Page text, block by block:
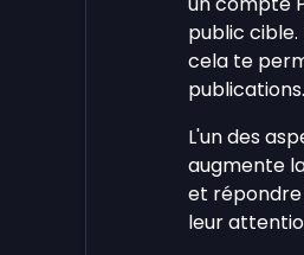
public
cela te
publications.
L'un des
augmente
et répondre
leur